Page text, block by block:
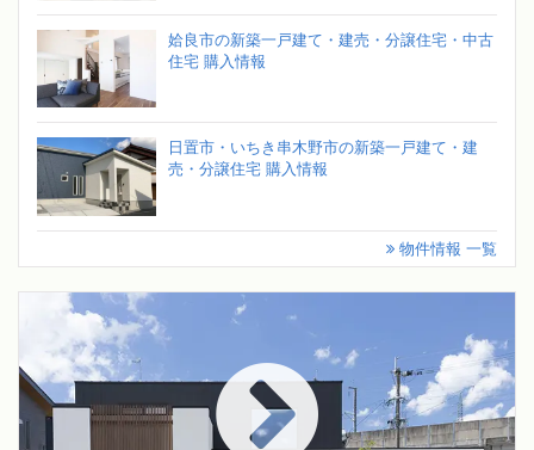
姶良市の新築一戸建て・建売・分譲住宅・中古
住宅 購入情報
日置市・いちき串木野市の新築一戸建て・建
売・分譲住宅 購入情報
物件情報 一覧